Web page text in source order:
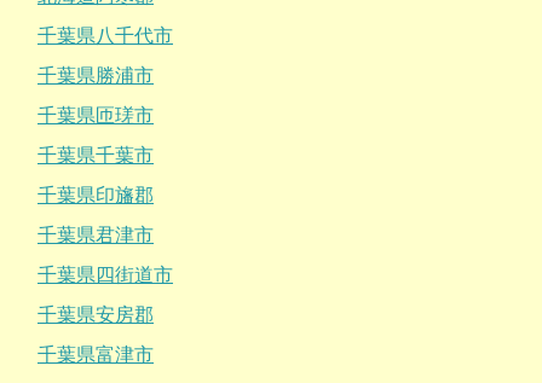
千葉県八千代市
千葉県勝浦市
千葉県匝瑳市
千葉県千葉市
千葉県印旛郡
千葉県君津市
千葉県四街道市
千葉県安房郡
千葉県富津市